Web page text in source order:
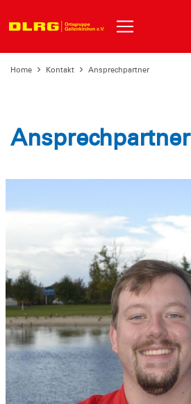
Home Kontakt Ansprechpartner
Ansprechpartner